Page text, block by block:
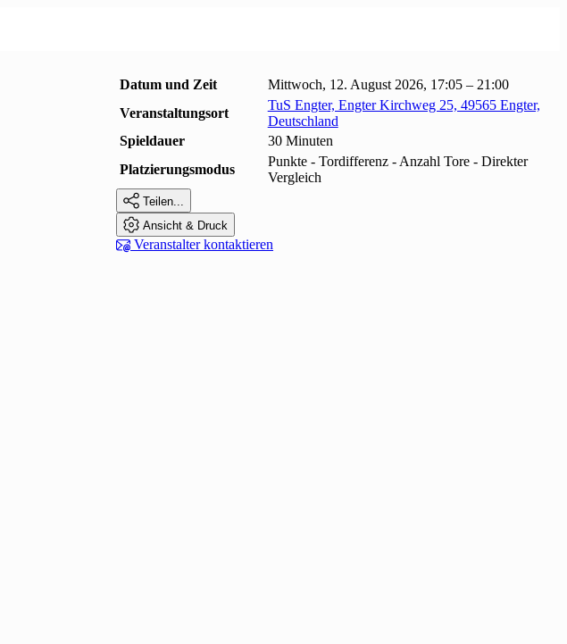
Datum und Zeit
Mittwoch, 12. August 2026, 17:05 – 21:00
Veranstaltungsort
TuS Engter, Engter Kirchweg 25, 49565 Engter,
Deutschland
Spieldauer
30 Minuten
Platzierungsmodus
Punkte - Tordifferenz - Anzahl Tore - Direkter
Vergleich
 Teilen...
 Ansicht & Druck
 Veranstalter kontaktieren